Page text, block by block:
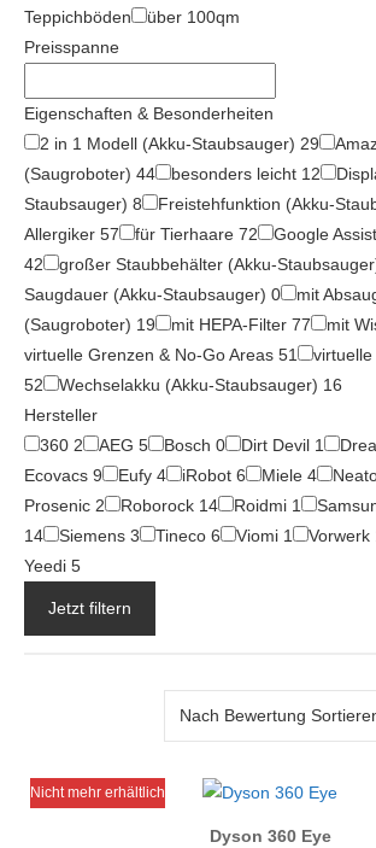
Teppichböden
über 100qm
Preisspanne
Eigenschaften & Besonderheiten
2 in 1 Modell (Akku-Staubsauger) 29
(Saugroboter) 44 besonders leicht 12
Staubsauger) 8 Freistehfunktion (Akku-
Allergiker 57 für Tierhaare 72
Google
42
großer Staubbehälter (Akku-
Saugdauer (Akku-Staubsauger) 0
mit
(Saugroboter) 19 mit HEPA-Filter 77 mit
virtuelle Grenzen & No-Go Areas 51
52
Wechselakku (Akku-Staubsauger) 16
Hersteller
360 2 AEG 5 Bosch 0 Dirt Devil 1
Ecovacs 9 Eufy 4 iRobot 6 Miele 4
Prosenic 2 Roborock 14 Roidmi 1
14
Siemens 3 Tineco 6 Viomi 1 Vorwerk
Yeedi 5
Jetzt filtern
Nicht mehr erhältlich
Dyson 360 Eye